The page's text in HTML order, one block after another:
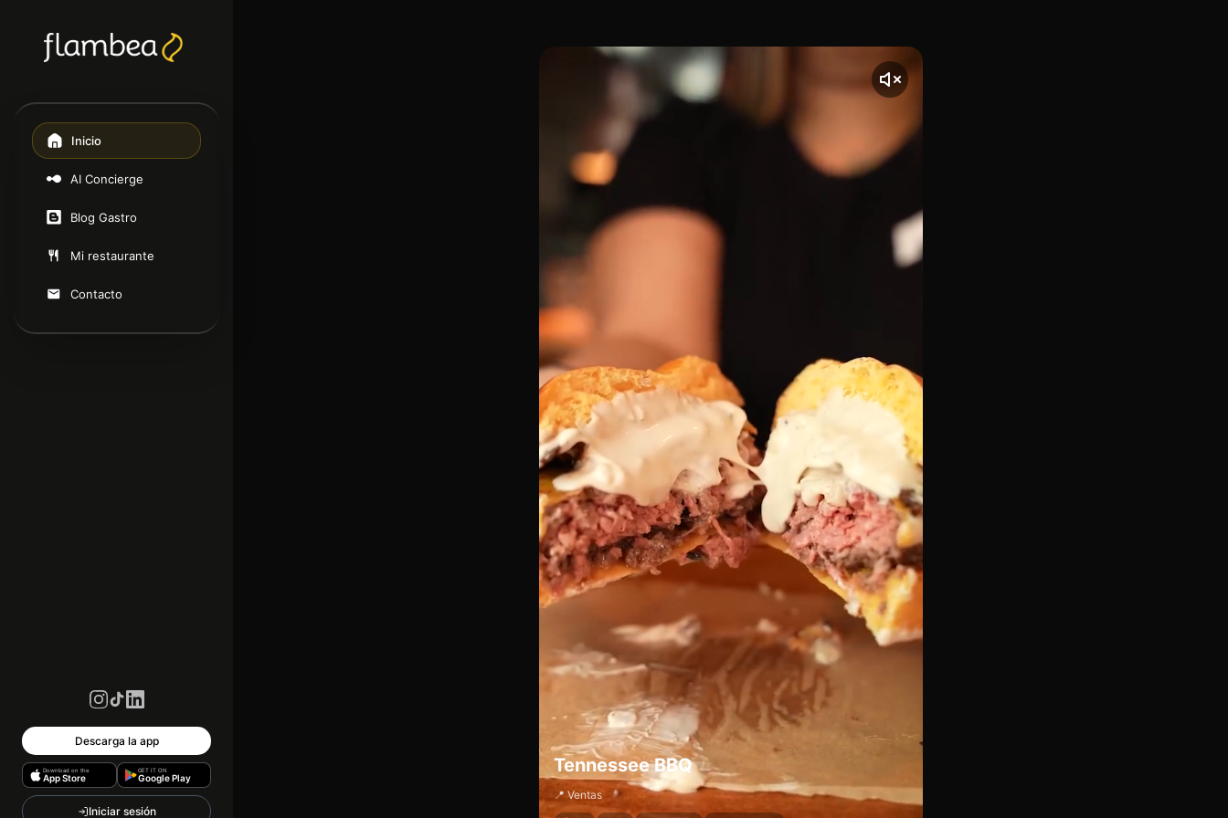
Inicio
AI Concierge
Blog Gastro
Mi restaurante
Contacto
Descarga la app
Download on the
App Store
GET IT ON
Google Play
Iniciar sesión
Tennessee BBQ
📍 Ventas
Ubicado en la Calle de Ricardo Ortiz 20, en el barrio de El Carmen (muy cerca de las Ventas),
[00:00 - Escena 1: Introducción y Ambiente] El vídeo comienza con una toma de Tennessee